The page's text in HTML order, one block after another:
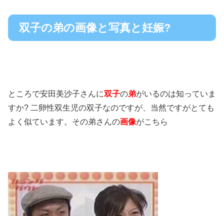
双子の弟の画像と写真と妊娠?
ところで安田美沙子さんに双子の弟がいるのは知っていま
すか? 二卵性双生児の双子なのですが、当然ですがとても
よく似ています。その弟さんの画像がこちら